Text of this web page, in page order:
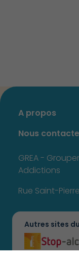
A propos
Nous
GREA -
Addictions
Rue Saint-
Autres sites du